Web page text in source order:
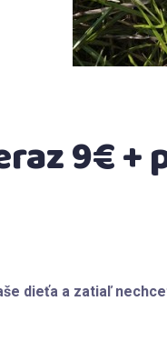
9€
dieťa a zatiaľ